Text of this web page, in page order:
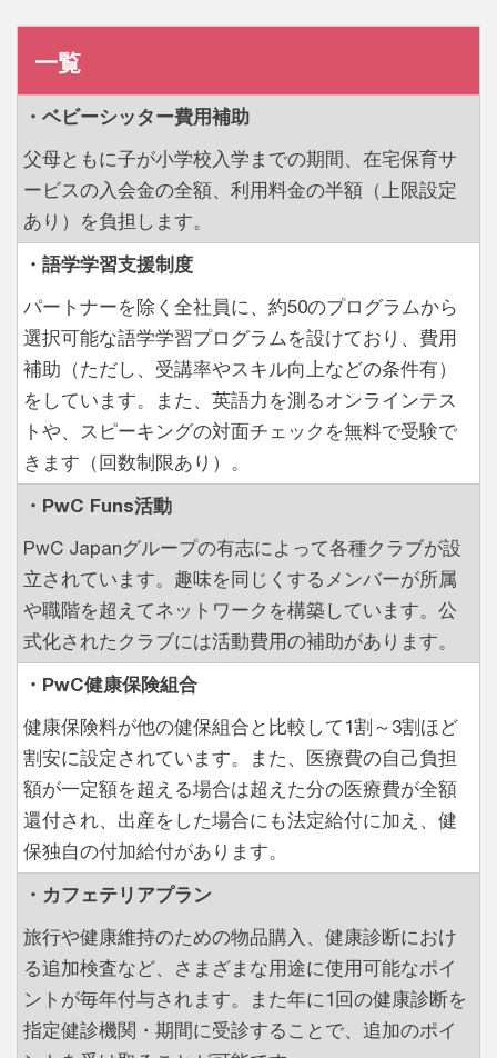
一覧
・ベビーシッター費用補助
父母ともに子が小学校入学までの期間、在宅保育サ
ービスの入会金の全額、利用料金の半額（上限設定
あり）を負担します。
・語学学習支援制度
パートナーを除く全社員に、約50のプログラムから
選択可能な語学学習プログラムを設けており、費用
補助（ただし、受講率やスキル向上などの条件有）
をしています。また、英語力を測るオンラインテス
トや、スピーキングの対面チェックを無料で受験で
きます（回数制限あり）。
・PwC Funs活動
PwC Japanグループの有志によって各種クラブが設
立されています。趣味を同じくするメンバーが所属
や職階を超えてネットワークを構築しています。公
式化されたクラブには活動費用の補助があります。
・PwC健康保険組合
健康保険料が他の健保組合と比較して1割～3割ほど
割安に設定されています。また、医療費の自己負担
額が一定額を超える場合は超えた分の医療費が全額
還付され、出産をした場合にも法定給付に加え、健
保独自の付加給付があります。
・カフェテリアプラン
旅行や健康維持のための物品購入、健康診断におけ
る追加検査など、さまざまな用途に使用可能なポイ
ントが毎年付与されます。また年に1回の健康診断を
指定健診機関・期間に受診することで、追加のポイ